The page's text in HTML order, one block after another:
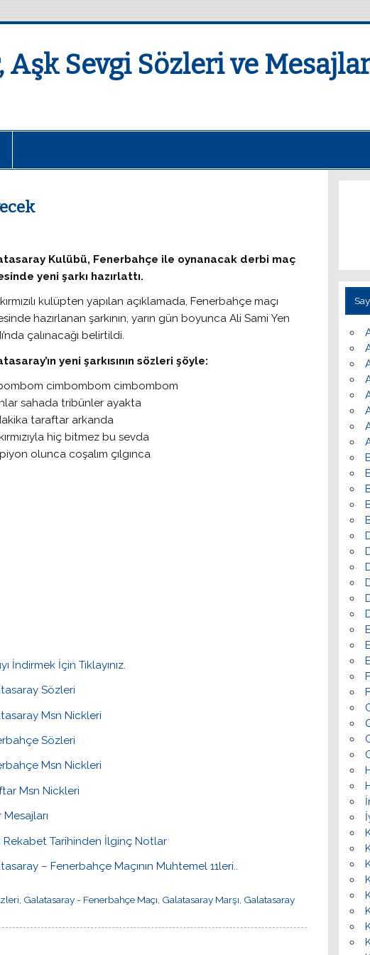
Sevgi Sözleri ve
Kulübü, Fenerbahçe ile oynanacak derbi maç
yeni şarkı hazırlattı.
kırmızılı kulüpten yapılan açıklamada, Fenerbahçe maçı
hazırlanan şarkının, yarın gün boyunca Ali Sami Yen
çalınacağı belirtildi.
yeni şarkısının sözleri şöyle:
cimbombom cimbombom
sahada tribünler ayakta
taraftar arkanda
hiç bitmez bu sevda
olunca coşalım çılgınca
İndirmek İçin Tıklayınız.
Sözleri
Msn Nickleri
Sözleri
Msn Nickleri
Msn Nickleri
Rekabet Tarihinden İlginç Notlar
– Fenerbahçe Maçının Muhtemel 11leri..
Galatasaray - Fenerbahçe Maçı Galatasaray Marşı Galatasaray